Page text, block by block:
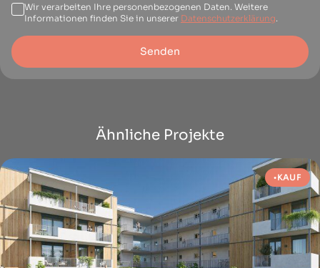
Wir verarbeiten Ihre personenbezogenen Daten. Weitere
Informationen finden Sie in unserer Datenschutzerklärung
Senden
Ähnliche Projekte
KAUF